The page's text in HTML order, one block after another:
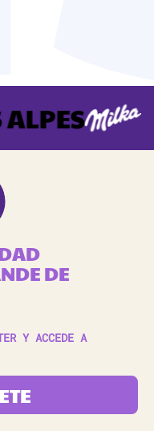
DE
Y ACCEDE A